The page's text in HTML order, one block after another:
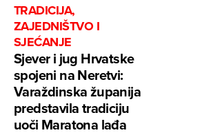
TRADICIJA,
ZAJEDNIŠTVO I
SJEĆANJE
Sjever i jug Hrvatske
spojeni na Neretvi:
Varaždinska županija
predstavila tradiciju
uoči Maratona lađa